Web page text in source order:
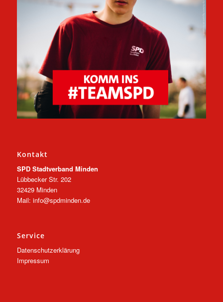
Kontakt
SPD Stadtverband Minden
Lübbecker Str. 202
32429 Minden
Mail: info@spdminden.de
Service
Datenschutzerklärung
Impressum